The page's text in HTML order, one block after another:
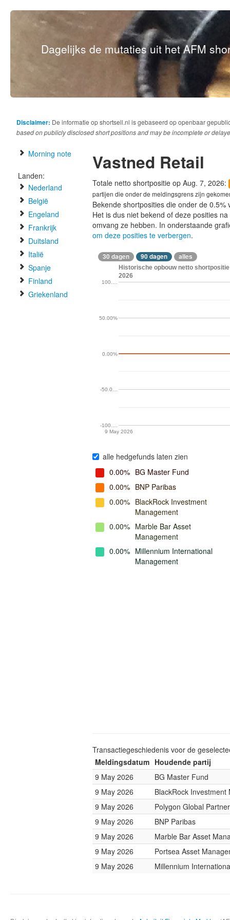
Dagelijks de mutaties uit het AFM
Disclaimer: De informatie op shortsell.nl is gebaseerd op openbaar
based on publicly disclosed short positions and may be incomplete or
Morning note
Landen:
Nederland
België
Engeland
Frankrijk
Duitsland
Italië
Spanje
Finland
Griekenland
Vastned Retail
Totale netto shortpositie op Aug. 7, 2026:
partijen die onder de meldingsgrens zijn
Bekende shortposities die onder de
Het is dus niet bekend of deze posities
omvang ze hebben. In onderstaande
om deze posities te verbergen.
30 dagen 90 dagen alles
Historische opbouw netto
2026
9 May 2026
-100.…
-50.0…
0.00%
50.00%
100.…
alle hedgefunds laten zien
0.00% BG Master Fund
0.00% BNP Paribas
0.00% BlackRock Investment
Management
0.00% Marble Bar Asset
Management
0.00% Millennium International
Management
Transactiegeschiedenis voor de
Meldingsdatum Houdende partij
9 May 2026
BG Master Fund
9 May 2026
BlackRock Investment
9 May 2026
Polygon Global
9 May 2026
BNP Paribas
9 May 2026
Marble Bar Asset
9 May 2026
Portsea Asset
9 May 2026
Millennium